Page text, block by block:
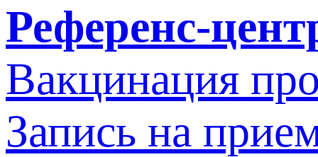
Референс-
Вакцинация
Запись на